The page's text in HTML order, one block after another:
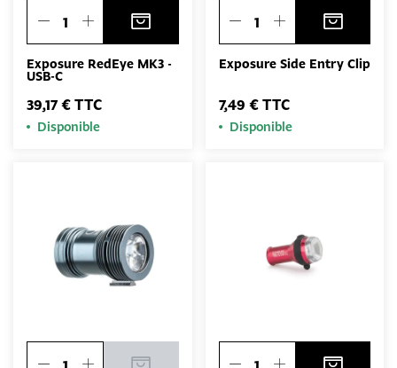
Exposure RedEye MK3 -
USB-C
39,17 € TTC
Disponible
Exposure Side Entry Clip
7,49 € TTC
Disponible